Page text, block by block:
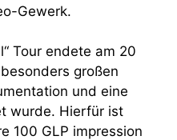
Gewerk.
Tour endete am 20
großen
und eine
wurde. Hierfür ist
100 GLP impression